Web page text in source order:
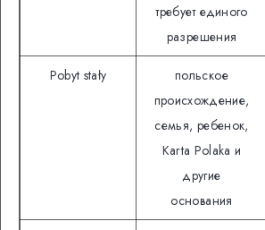
требует единого
разрешения
Pobyt stały
польское
происхождение,
семья, ребенок,
Кarta Polaka и
другие
основания